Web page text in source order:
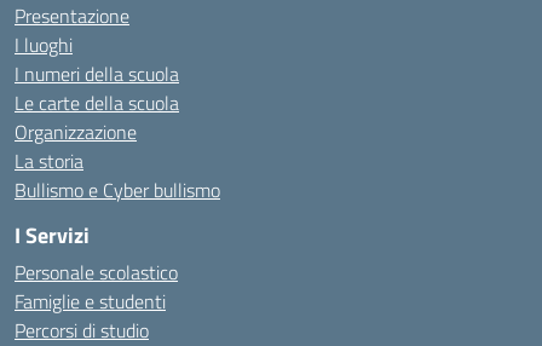
Presentazione
I luoghi
I numeri della scuola
Le carte della scuola
Organizzazione
La storia
Bullismo e Cyber bullismo
I Servizi
Personale scolastico
Famiglie e studenti
Percorsi di studio